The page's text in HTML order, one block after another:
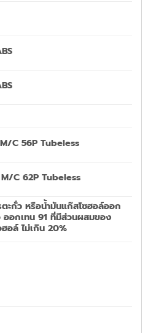
C 56P Tubeless
C 62P Tubeless
ตะกั่ว หรือน้ำมันแก๊สโซฮอล์ออก
ออกเทน 91 ที่มีส่วนผสมของ
อล์ ไม่เกิน 20%